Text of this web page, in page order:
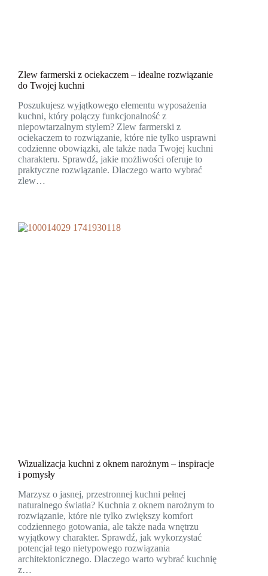
Zlew farmerski z ociekaczem – idealne rozwiązanie
do Twojej kuchni
Poszukujesz wyjątkowego elementu wyposażenia
kuchni, który połączy funkcjonalność z
niepowtarzalnym stylem? Zlew farmerski z
ociekaczem to rozwiązanie, które nie tylko usprawni
codzienne obowiązki, ale także nada Twojej kuchni
charakteru. Sprawdź, jakie możliwości oferuje to
praktyczne rozwiązanie. Dlaczego warto wybrać
zlew…
Wizualizacja kuchni z oknem narożnym – inspiracje
i pomysły
Marzysz o jasnej, przestronnej kuchni pełnej
naturalnego światła? Kuchnia z oknem narożnym to
rozwiązanie, które nie tylko zwiększy komfort
codziennego gotowania, ale także nada wnętrzu
wyjątkowy charakter. Sprawdź, jak wykorzystać
potencjał tego nietypowego rozwiązania
architektonicznego. Dlaczego warto wybrać kuchnię
z…